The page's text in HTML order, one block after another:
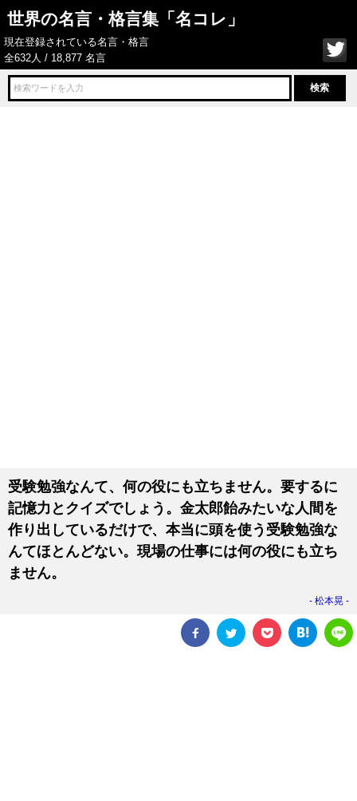
世界の名言・格言集「名コレ」
現在登録されている名言・格言
全632人 / 18,877 名言
受験勉強なんて、何の役にも立ちません。要するに
記憶力とクイズでしょう。金太郎飴みたいな人間を
作り出しているだけで、本当に頭を使う受験勉強な
んてほとんどない。現場の仕事には何の役にも立ち
ません。
松本晃